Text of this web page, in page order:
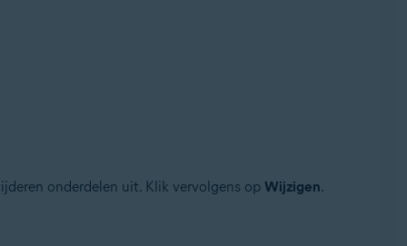
onderdelen uit. Klik vervolgens op Wijzigen.